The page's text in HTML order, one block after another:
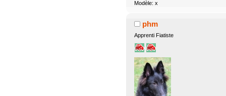
Modèle: x
phm
Apprenti Fiatiste